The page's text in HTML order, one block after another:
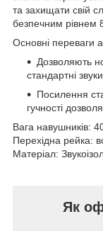
та захищати свій
безпечним рівнем
Основні переваги
Дозволяють
стандартні звуки.
Посилення
гучності
Вага навушників:
Перехідна рейка:
Матеріал:
Як